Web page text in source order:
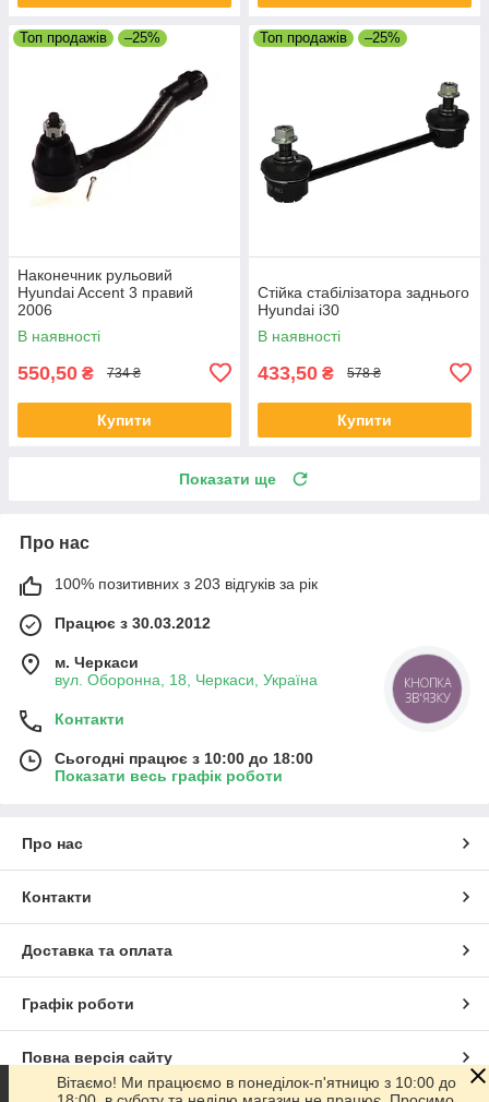
Топ продажів –25%
Наконечник рульовий
Hyundai Accent 3 правий
2006
В наявності
550,50 ₴ 734 ₴
Купити
Топ продажів –25%
Стійка стабілізатора заднього
Hyundai i30
В наявності
433,50 ₴ 578 ₴
Купити
Показати ще
Про нас
100% позитивних з 203 відгуків за рік
Працює з 30.03.2012
м. Черкаси
вул. Оборонна, 18, Черкаси, Україна
Контакти
Сьогодні працює з 10:00 до 18:00
Показати весь графік роботи
Про нас
Контакти
Доставка та оплата
Графік роботи
Повна версія сайту
Вітаємо! Ми працюємо в понеділок-п'ятницю з 10:00 до
КНОПКА
ЗВ'ЯЗКУ